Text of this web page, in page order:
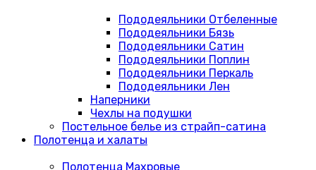
Пододеяльники Отбеленные
Пододеяльники Бязь
Пододеяльники Сатин
Пододеяльники Поплин
Пододеяльники Перкаль
Пододеяльники Лен
Наперники
Чехлы на подушки
Постельное белье из страйп-сатина
Полотенца и халаты
Полотенца Махровые